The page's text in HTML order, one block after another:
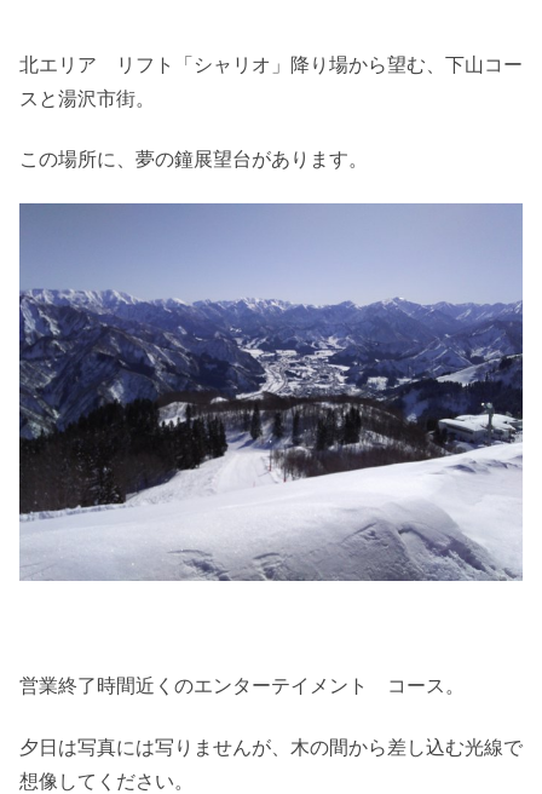
北エリア リフト「シャリオ」降り場から望む、下山コー
スと湯沢市街。
この場所に、夢の鐘展望台があります。
営業終了時間近くのエンターテイメント コース。
夕日は写真には写りませんが、木の間から差し込む光線で
想像してください。